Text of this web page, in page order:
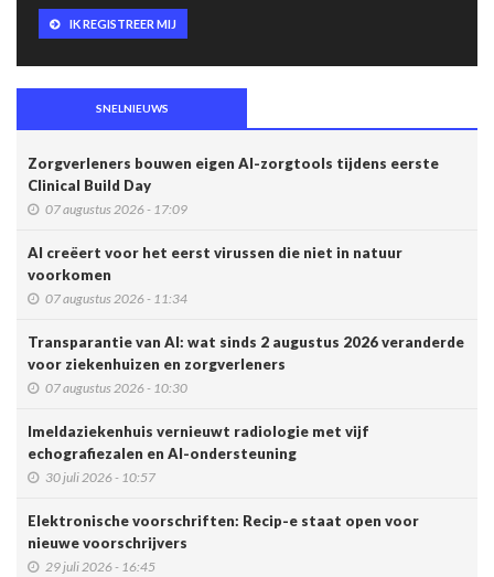
IK REGISTREER MIJ
SNELNIEUWS
Zorgverleners bouwen eigen AI-zorgtools tijdens eerste
Clinical Build Day
07 augustus 2026 - 17:09
AI creëert voor het eerst virussen die niet in natuur
voorkomen
07 augustus 2026 - 11:34
Transparantie van AI: wat sinds 2 augustus 2026 veranderde
voor ziekenhuizen en zorgverleners
07 augustus 2026 - 10:30
Imeldaziekenhuis vernieuwt radiologie met vijf
echografiezalen en AI-ondersteuning
30 juli 2026 - 10:57
Elektronische voorschriften: Recip-e staat open voor
nieuwe voorschrijvers
29 juli 2026 - 16:45